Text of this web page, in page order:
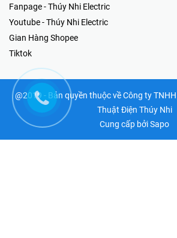
Fanpage - Thúy Nhi Electric
Youtube - Thúy Nhi Electric
Gian Hàng Shopee
Tiktok
@2019 - Bản quyền thuộc về Công ty
Thuật Điện Thúy Nhi
Cung cấp bởiSapo